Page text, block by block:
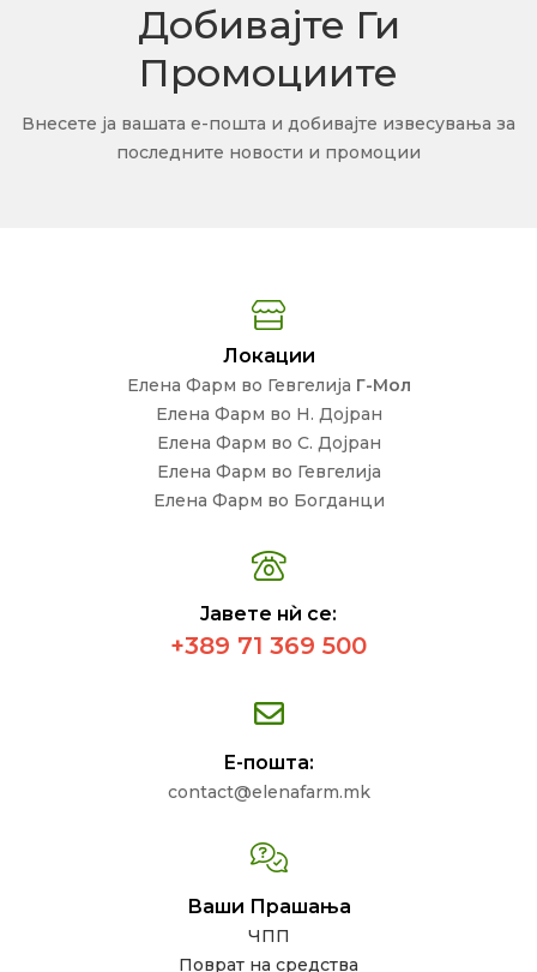
Добивајте Ги
Промоциите
Внесете ја вашата е-пошта и добивајте извесувања за
последните новости и промоции
Локации
Елена Фарм во Гевгелија Г-Мол
Елена Фарм во Н. Дојран
Елена Фарм во С. Дојран
Елена Фарм во Гевгелија
Елена Фарм во Богданци
Јавете нѝ се:
+389 71 369 500
Е-пошта:
contact@elenafarm.mk
Ваши Прашања
ЧПП
Поврат на средства